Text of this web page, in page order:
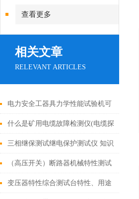
查看更多
相关文章
RELEVANT ARTICLES
电力安全工器具力学性能试验机可
进行安全帽破坏性试验
什么是矿用电缆故障检测仪(电缆探
伤仪)
三相继保测试继电保护测试仪 知识
讲座
（高压开关）断路器机械特性测试
仪操作详解
变压器特性综合测试台特性、用途